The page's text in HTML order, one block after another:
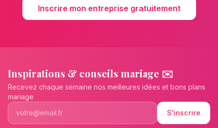
Inscrire mon entreprise gratuitement
Inspirations & conseils mariage ✉️
Recevez chaque semaine nos meilleures idées et bons plans
mariage
S'inscrire